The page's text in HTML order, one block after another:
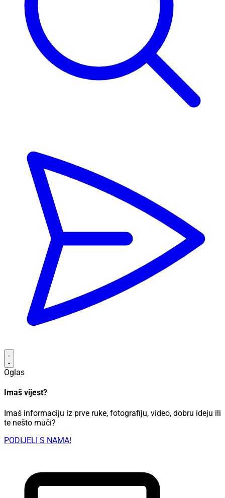
Oglas
Imaš vijest?
Imaš informaciju iz prve ruke, fotografiju, video, dobru ideju ili
te nešto muči?
PODIJELI S NAMA!